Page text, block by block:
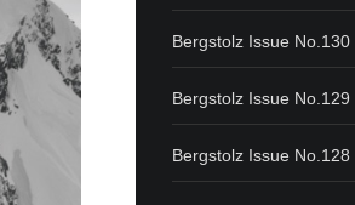
Bergstolz Issue No.130
Bergstolz Issue No.129
Bergstolz Issue No.128